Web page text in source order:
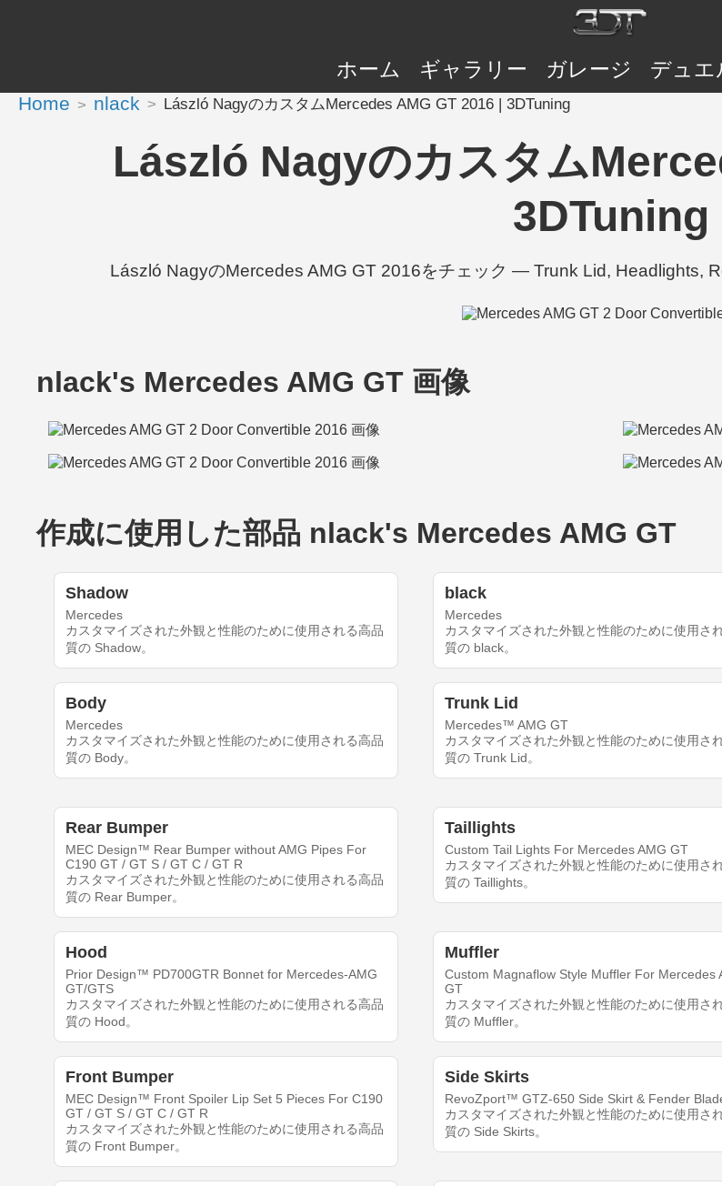
ホーム ギャラリー ガレージ デュエ
Home nlack László NagyのカスタムMercedes AMG GT 2016 | 3DTuning
László Nagyのカスタム
3DTuning
László NagyのMercedes AMG GT 2016をチェック — Trunk Lid, Headlights,
nlack's Mercedes AMG GT 画像
作成に使用した部品 nlack's Mercedes AMG GT
Shadow
Mercedes
カスタマイズされた外観と性能のために使用される高品
質の Shadow。
black
Mercedes
カスタマイズされた外観と性能のために使用さ
質の black。
Body
Mercedes
カスタマイズされた外観と性能のために使用される高品
質の Body。
Trunk Lid
Mercedes™ AMG GT
カスタマイズされた外観と性能のために使用さ
質の Trunk Lid。
Rear Bumper
MEC Design™ Rear Bumper without AMG Pipes For
C190 GT / GT S / GT C / GT R
カスタマイズされた外観と性能のために使用される高品
質の Rear Bumper。
Taillights
Custom Tail Lights For Mercedes AMG GT
カスタマイズされた外観と性能のために使用さ
質の Taillights。
Hood
Prior Design™ PD700GTR Bonnet for Mercedes-AMG
GT/GTS
カスタマイズされた外観と性能のために使用される高品
質の Hood。
Muffler
Custom Magnaflow Style Muffler For Mercedes
GT
カスタマイズされた外観と性能のために使用さ
質の Muffler。
Front Bumper
MEC Design™ Front Spoiler Lip Set 5 Pieces For C190
GT / GT S / GT C / GT R
カスタマイズされた外観と性能のために使用される高品
質の Front Bumper。
Side Skirts
RevoZport™ GTZ-650 Side Skirt & Fender
カスタマイズされた外観と性能のために使用さ
質の Side Skirts。